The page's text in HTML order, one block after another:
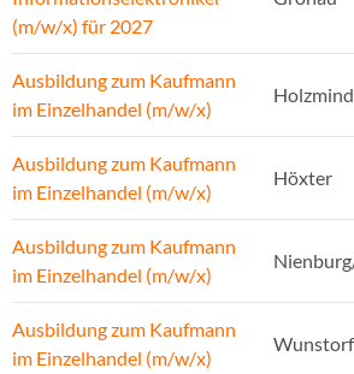
(m/w/x) für 2027
Ausbildung zum Kaufmann
im Einzelhandel (m/w/x)
Ausbildung zum Kaufmann
im Einzelhandel (m/w/x)
Höxter
Ausbildung zum Kaufmann
im Einzelhandel (m/w/x)
Ausbildung zum Kaufmann
im Einzelhandel (m/w/x)
Wunstorf